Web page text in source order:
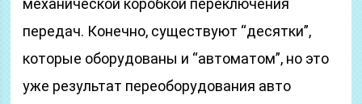
механической коробкой переключения
передач. Конечно, существуют “десятки”,
которые оборудованы и “автоматом”, но это
уже результат переоборудования авто